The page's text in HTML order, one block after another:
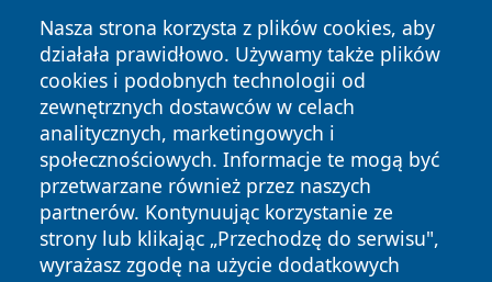
Nasza strona korzysta z plików cookies, aby
działała prawidłowo. Używamy także plików
cookies i podobnych technologii od
zewnętrznych dostawców w celach
analitycznych, marketingowych i
społecznościowych. Informacje te mogą być
przetwarzane również przez naszych
partnerów. Kontynuując korzystanie ze
strony lub klikając „Przechodzę do serwisu",
wyrażasz zgodę na użycie dodatkowych
Copyright © 2026 tuzamosc.pl Wszystkie prawa zastrzeżone.
News Autorzy
Polityka
Prywatności
Polityka
Cookies